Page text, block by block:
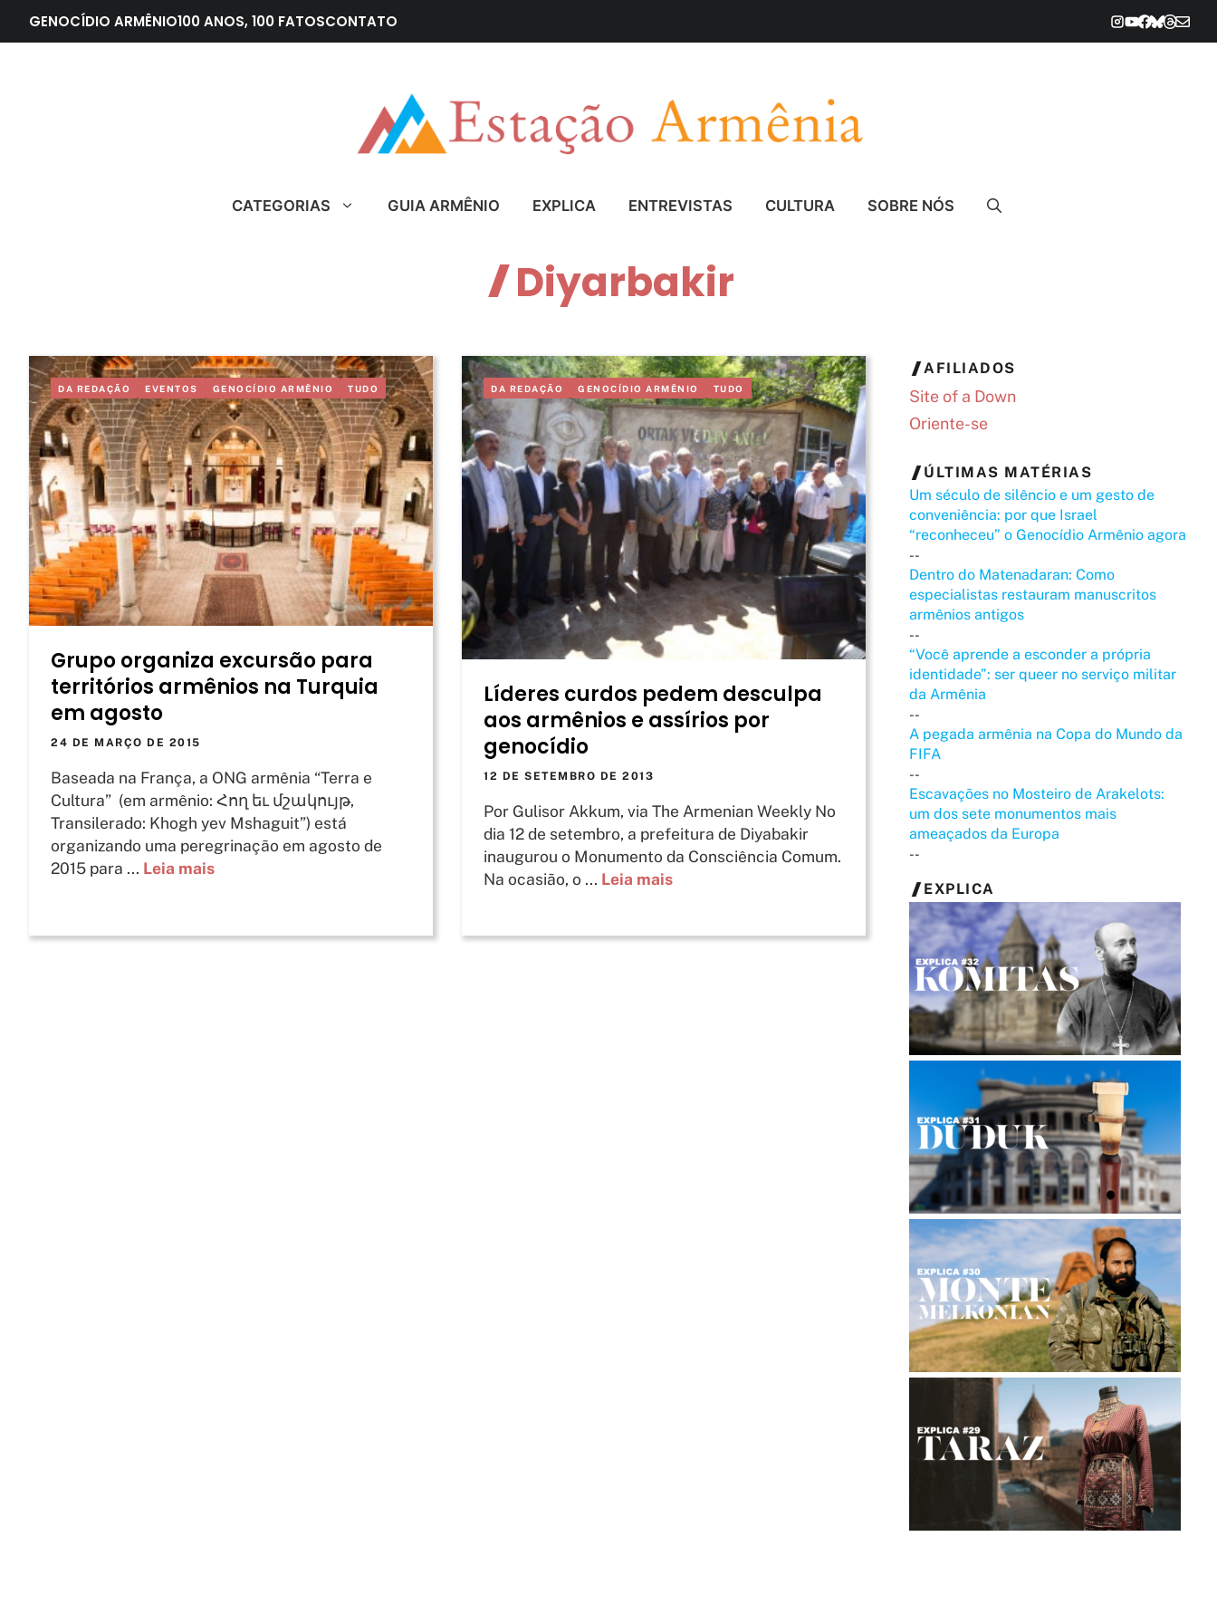
para
GENOCÍDIO ARMÊNIO100 ANOS, 100 FATOSCONTATO
CATEGORIAS GUIA ARMÊNIO EXPLICA ENTREVISTAS CULTURA SOBRE NÓS
Diyarbakir
DA REDAÇÃO EVENTOS GENOCÍDIO ARMÊNIO TUDO
Grupo organiza excursão para
territórios armênios na Turquia
em agosto
24 DE MARÇO DE 2015
Baseada na França, a ONG armênia “Terra e
Cultura” (em armênio: Հող եւ մշակույթ,
Transilerado: Khogh yev Mshaguit”) está
organizando uma peregrinação em agosto de
2015 para ... Leia mais
DA REDAÇÃO GENOCÍDIO ARMÊNIO TUDO
Líderes curdos pedem desculpa
aos armênios e assírios por
genocídio
12 DE SETEMBRO DE 2013
Por Gulisor Akkum, via The Armenian Weekly No
dia 12 de setembro, a prefeitura de Diyabakir
inaugurou o Monumento da Consciência Comum.
Na ocasião, o ... Leia mais
AFILIADOS
Site of a Down
Oriente-se
ÚLTIMAS MATÉRIAS
Um século de silêncio e um gesto de
conveniência: por que Israel
“reconheceu” o Genocídio Armênio agora
--
Dentro do Matenadaran: Como
especialistas restauram manuscritos
armênios antigos
--
“Você aprende a esconder a própria
identidade”: ser queer no serviço militar
da Armênia
--
A pegada armênia na Copa do Mundo da
FIFA
--
Escavações no Mosteiro de Arakelots:
um dos sete monumentos mais
ameaçados da Europa
--
EXPLICA